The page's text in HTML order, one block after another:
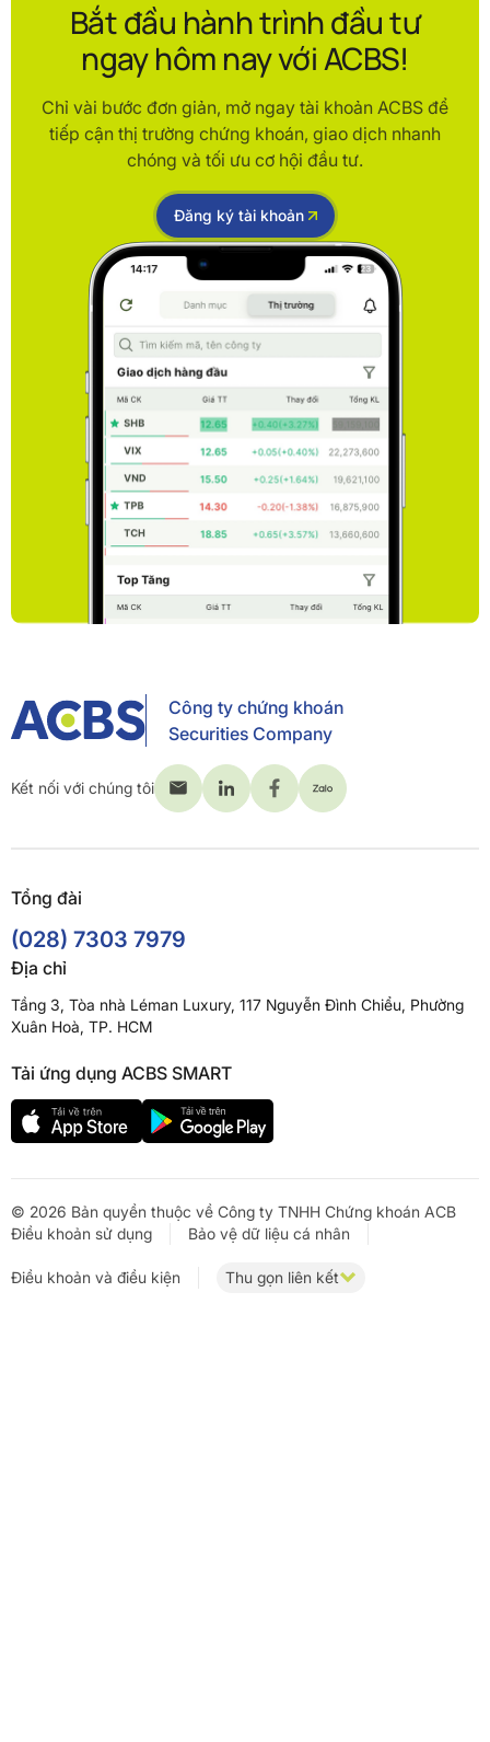
Bắt đầu hành trình đầu tư
ngay hôm nay với ACBS!
Chỉ vài bước đơn giản, mở ngay tài khoản ACBS để
tiếp cận thị trường chứng khoán, giao dịch nhanh
chóng và tối ưu cơ hội đầu tư.
Đăng ký tài khoản
Công ty chứng khoán
Securities Company
Kết nối với chúng tôi
Tổng đài
(028) 7303 7979
Địa chỉ
Tầng 3, Tòa nhà Léman Luxury, 117 Nguyễn Đình Chiểu, Phường
Xuân Hoà, TP. HCM
Tải ứng dụng ACBS SMART
© 2026 Bản quyền thuộc về Công ty TNHH Chứng khoán ACB
Điều khoản sử dụng
Bảo vệ dữ liệu cá nhân
Điều khoản và điều kiện Thu gọn liên kết